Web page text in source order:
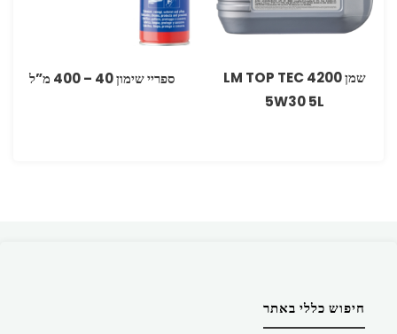
שמן LM TOP TEC 4200
5W30 5L
ספריי ‏שימון 40‏ – 400 מ”ל
חיפוש כללי באתר